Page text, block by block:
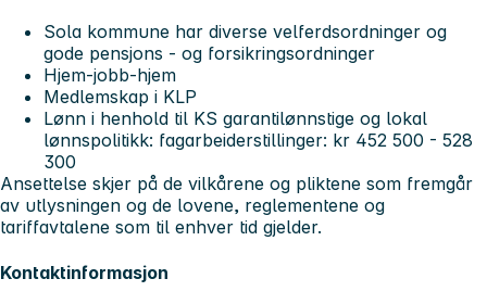
Sola kommune har diverse velferdsordninger og
gode pensjons - og forsikringsordninger
Hjem-jobb-hjem
Medlemskap i KLP
Lønn i henhold til KS garantilønnstige og lokal
lønnspolitikk: fagarbeiderstillinger: kr 452 500 - 528
300
Ansettelse skjer på de vilkårene og pliktene som fremgår
av utlysningen og de lovene, reglementene og
tariffavtalene som til enhver tid gjelder.
Kontaktinformasjon